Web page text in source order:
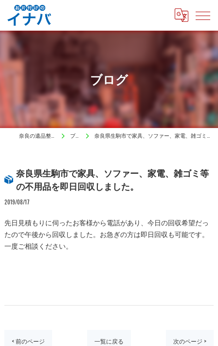
ブログ
奈良の遺品整理はイナバ ブログ 奈良県生駒市で家具、ソファー、家電、雑ゴミ等の不用品を即日回収しました。
奈良県生駒市で家具、ソファー、家電、雑ゴミ等
の不用品を即日回収しました。
2019/08/17
先日見積もりに伺ったお客様から電話があり、今日の回収希望だっ
たので午後から回収しました。お急ぎの方は即日回収も可能です。
一度ご相談ください。
< 前のページ 一覧に戻る 次のページ >